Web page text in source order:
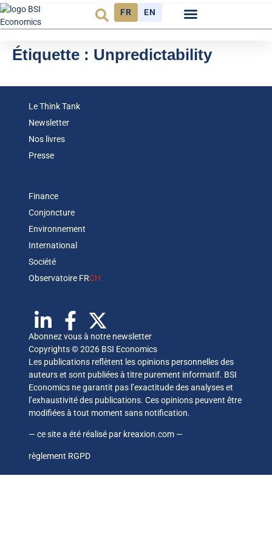
FR EN
Étiquette : Unpredictability
Le Think Tank
Newsletter
Nos livres
Presse
Finance
Conjoncture
Environnement
International
Société
Observatoire FRCH
Abonnez vous à notre newsletter
Copyrights © 2026 BSI Economics
Les publications reflètent les opinions personnelles des
auteurs et sont publiées à titre purement informatif. BSI
Economics ne garantit pas l’exactitude des analyses et
l’exhaustivité des publications. Ces opinions peuvent être
modifiées à tout moment sans notification.
— ce site a été réalisé par kreaxion.com —
règlement RGPD